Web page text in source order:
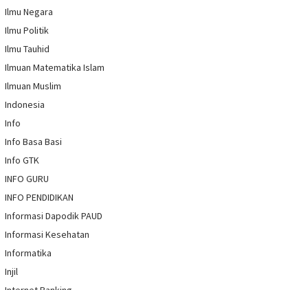
Ilmu Negara
Ilmu Politik
Ilmu Tauhid
Ilmuan Matematika Islam
Ilmuan Muslim
Indonesia
Info
Info Basa Basi
Info GTK
INFO GURU
INFO PENDIDIKAN
Informasi Dapodik PAUD
Informasi Kesehatan
Informatika
Injil